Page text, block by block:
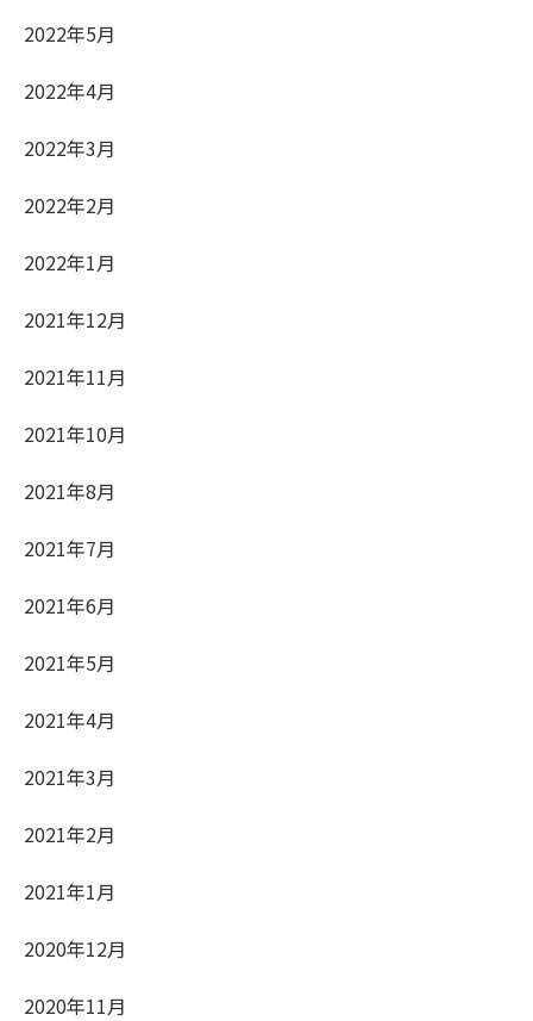
2022年5月
2022年4月
2022年3月
2022年2月
2022年1月
2021年12月
2021年11月
2021年10月
2021年8月
2021年7月
2021年6月
2021年5月
2021年4月
2021年3月
2021年2月
2021年1月
2020年12月
2020年11月